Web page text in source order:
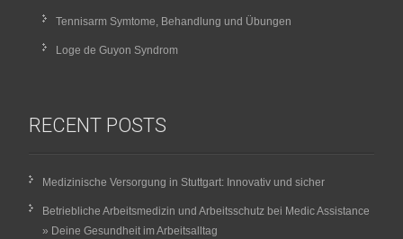
Tennisarm Symtome, Behandlung und Übungen
Loge de Guyon Syndrom
RECENT POSTS
Medizinische Versorgung in Stuttgart: Innovativ und sicher
Betriebliche Arbeitsmedizin und Arbeitsschutz bei Medic Assistance
» Deine Gesundheit im Arbeitsalltag